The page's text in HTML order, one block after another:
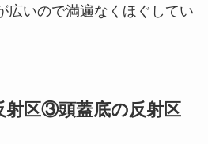
広いので満遍なくほぐしてい
区③頭蓋底の反射区